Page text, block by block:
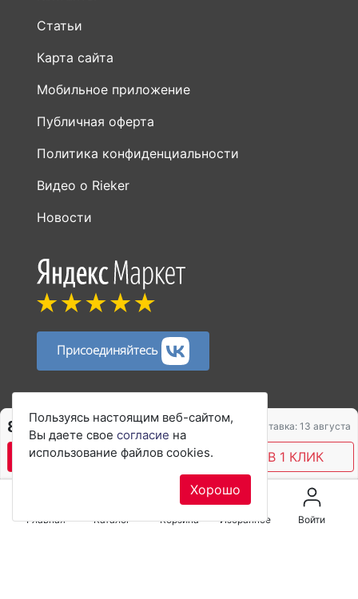
Статьи
Карта сайта
Мобильное приложение
Публичная оферта
Политика конфиденциальности
Видео о Rieker
Новости
Присоединяйтесь
Пользуясь настоящим веб-сайтом,
Вы даете свое согласие на
использование файлов cookies.
Хорошо
8 246 ₽ Доставка: 13 августа
В КОРЗИНУ КУПИТЬ В 1 КЛИК
Главная Каталог Корзина Избранное Войти